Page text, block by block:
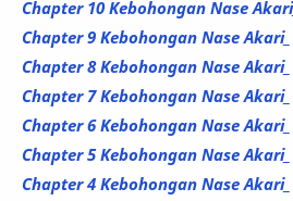
Chapter 10 Kebohongan Nase Akari_
Chapter 9 Kebohongan Nase Akari_
Chapter 8 Kebohongan Nase Akari_
Chapter 7 Kebohongan Nase Akari_
Chapter 6Kebohongan Nase Akari_
Chapter 5Kebohongan Nase Akari_
Chapter 4 Kebohongan Nase Akari_